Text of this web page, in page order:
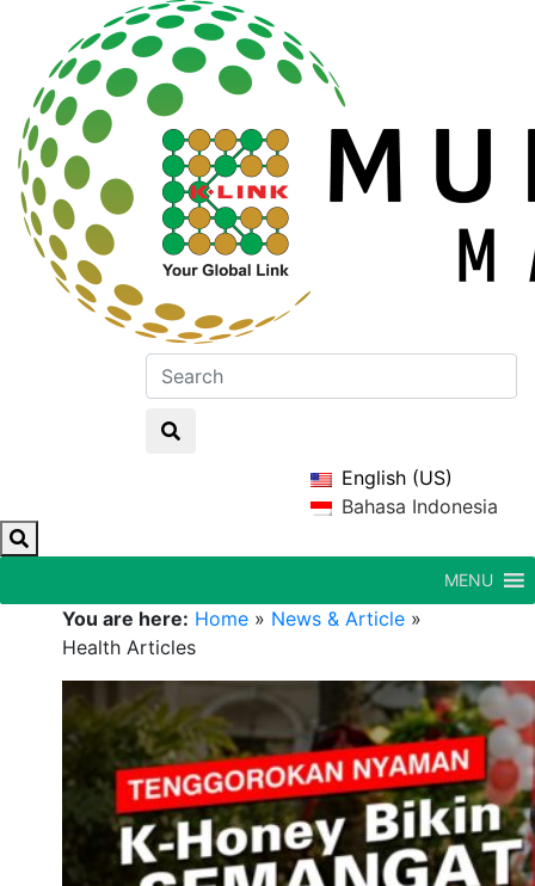
English (US)
Bahasa Indonesia
MENU
You are here: Home » News & Article »
Health Articles